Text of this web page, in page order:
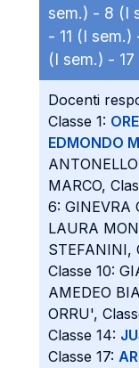
sem.) - 8 (I
- 11 (I sem.)
(I sem.) -
Docenti
Classe 1:
EDMONDO
MARCO,
6: GINEVRA
LAURA
STEFANINI,
Classe 10:
AMEDEO
ORRU',
Classe 14:
Classe 17: